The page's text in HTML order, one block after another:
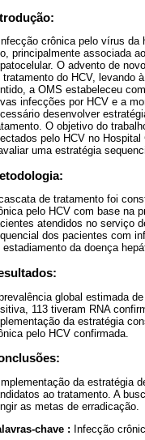
crônica pelo vírus da
principalmente associada
O advento de
tratamento do HCV, levando
a OMS estabeleceu
infecções por HCV e a
desenvolver
O objetivo do
pelo HCV no
uma estratégia
de tratamento foi
pelo HCV com base na
atendidos no serviço
dos pacientes com
estadiamento da doença
global estimada
113 tiveram RNA
da estratégia
pelo HCV confirmada.
da estratégia
ao tratamento. A
as metas de erradicação.
chave : Infecção